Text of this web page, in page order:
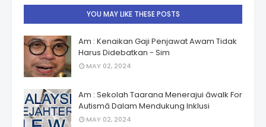
YOU MAY LIKE THESE POSTS
Am : Kenaikan Gaji Penjawat Awam Tidak
Harus Didebatkan - Sim
MAY 02, 2024
Am : Sekolah Taarana Menerajui âwalk For
Autismâ Dalam Mendukung Inklusi
MAY 02, 2024